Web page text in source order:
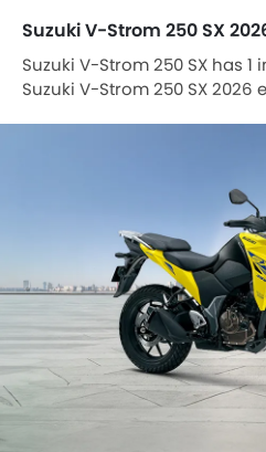
Suzuki V-Strom 250 SX
Suzuki V-Strom 250 SX has
Suzuki V-Strom 250 SX